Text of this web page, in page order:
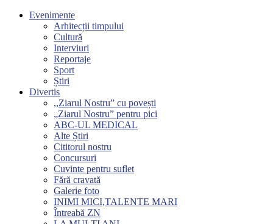
Evenimente
Arhitecții timpului
Cultură
Interviuri
Reportaje
Sport
Știri
Divertis
,,Ziarul Nostru” cu povești
„Ziarul Nostru” pentru pici
ABC-UL MEDICAL
Alte Știri
Cititorul nostru
Concursuri
Cuvinte pentru suflet
Fără cravată
Galerie foto
INIMI MICI,TALENTE MARI
Întreabă ZN